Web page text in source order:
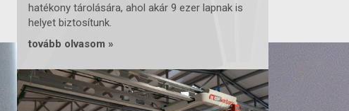
hatékony tárolására, ahol akár 9 ezer lapnak is
helyet biztosítunk.
tovább olvasom »